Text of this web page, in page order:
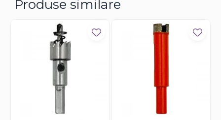
Produse similare